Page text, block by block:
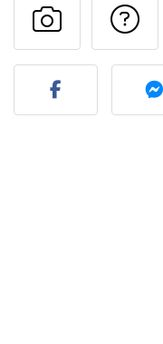
Fez